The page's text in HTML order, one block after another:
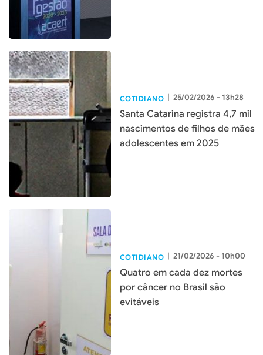
COTIDIANO | 25/02/2026 - 13h28
Santa Catarina registra 4,7 mil
nascimentos de filhos de mães
adolescentes em 2025
COTIDIANO | 21/02/2026 - 10h00
Quatro em cada dez mortes
por câncer no Brasil são
evitáveis